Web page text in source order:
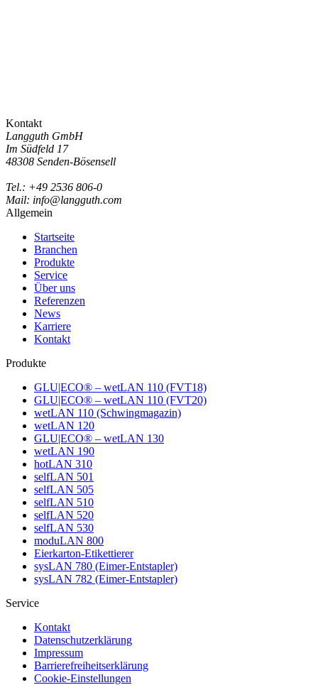
Kontakt
Langguth GmbH
Im Südfeld 17
48308 Senden-Bösensell
Tel.: +49 2536 806-0
Mail: info@langguth.com
Allgemein
Startseite
Branchen
Produkte
Service
Über uns
Referenzen
News
Karriere
Kontakt
Produkte
GLU|ECO® – wetLAN 110 (FVT18)
GLU|ECO® – wetLAN 110 (FVT20)
wetLAN 110 (Schwingmagazin)
wetLAN 120
GLU|ECO® – wetLAN 130
wetLAN 190
hotLAN 310
selfLAN 501
selfLAN 505
selfLAN 510
selfLAN 520
selfLAN 530
moduLAN 800
Eierkarton-Etikettierer
sysLAN 780 (Eimer-Entstapler)
sysLAN 782 (Eimer-Entstapler)
Service
Kontakt
Datenschutzerklärung
Impressum
Barrierefreiheitserklärung
Cookie-Einstellungen